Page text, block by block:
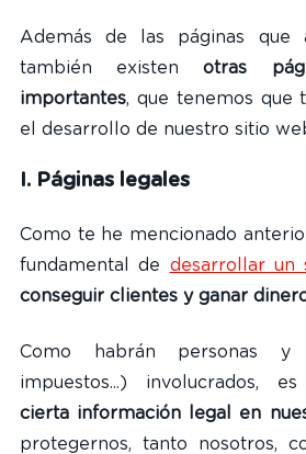
Además de las páginas que
también existenotras
importantes, que tenemos que
el desarrollo de nuestro sitio
I. Páginas legales
Como te he mencionado
fundamental de desarrollar un
conseguir clientes y ganar
Como habrán personas y
impuestos...) involucrados,
cierta información legal en
protegernos, tanto nosotros,